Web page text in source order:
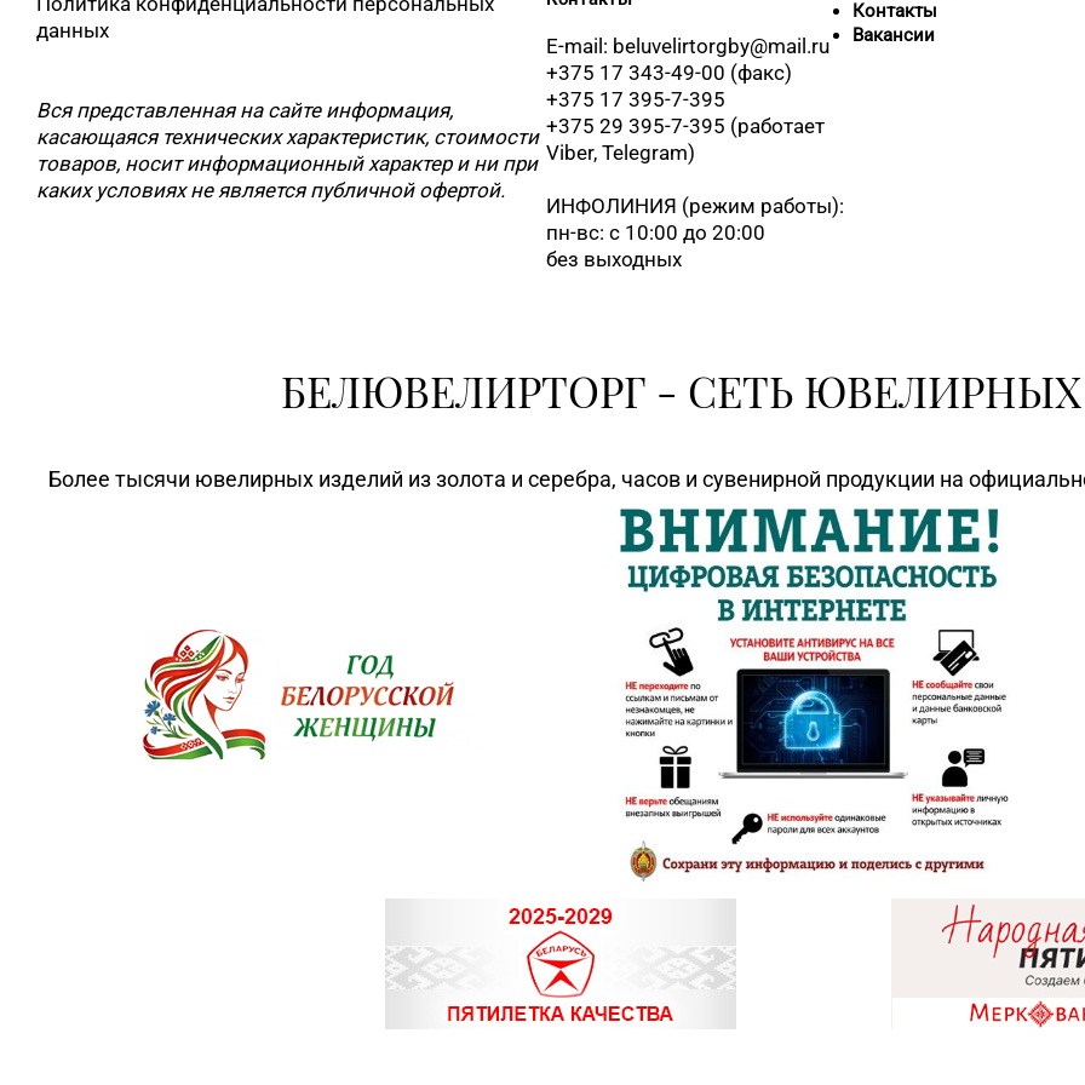
8 (0216)
8 (0214)
8 (0232)
8 (0232)
8 (0232)
данных
Вся представленная на сайте информация,
касающаяся технических характеристик, стоимости
товаров, носит информационный характер и ни при
каких условиях не является публичной офертой.
E-mail: beluvelirtorgby@mail.ru
+375 17 343-49-00 (факс)
+375 17 395-7-395
+375 29 395-7-395 (работает
Viber, Telegram)
ИНФОЛИНИЯ (режим работы):
пн-вс: с 10:00 до 20:00
без выходных
Контакты
Вакансии
БЕЛЮВЕЛИРТОРГ - СЕТЬ
Более тысячи ювелирных изделий из золота и серебра, часов и сувенирной продукции на